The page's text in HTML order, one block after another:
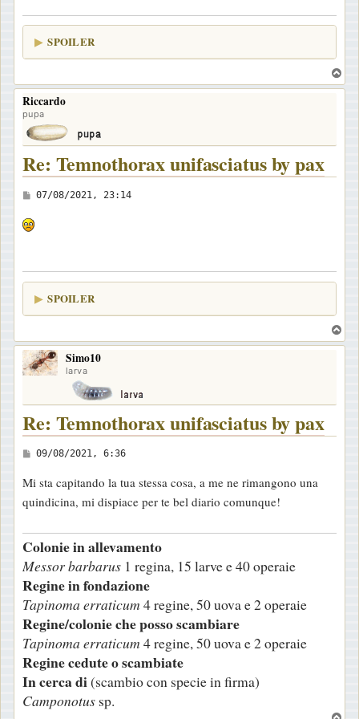
i
o
SPOILER
o
Riccardo
pupa
Re: Temnothorax unifasciatus by pax
M
s
a
g
o
07/08/2021, 23:14
SPOILER
o
Simo10
larva
Re: Temnothorax unifasciatus by pax
M
s
s
g
g
i
o
09/08/2021, 6:36
Mi sta capitando la tua stessa cosa, a me ne rimangono una
quindicina, mi dispiace per te bel diario comunque!
Colonie in allevamento
Messor barbarus 1 regina, 15 larve e 40 operaie
Regine in fondazione
Tapinoma erraticum 4 regine, 50 uova e 2 operaie
Regine/colonie che posso scambiare
Tapinoma erraticum 4 regine, 50 uova e 2 operaie
Regine cedute o scambiate
In cerca di(scambio con specie in firma)
Camponotus sp.